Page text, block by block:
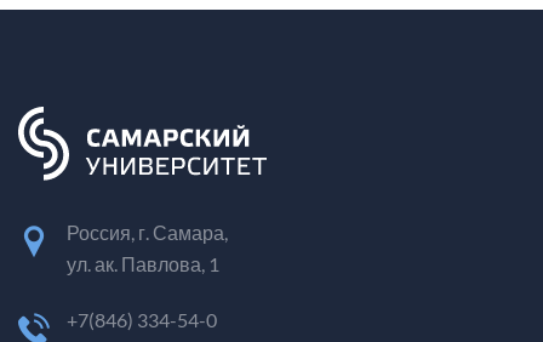
Россия, г. Самара,
ул. ак. Павлова, 1
+7(846) 334-54-0